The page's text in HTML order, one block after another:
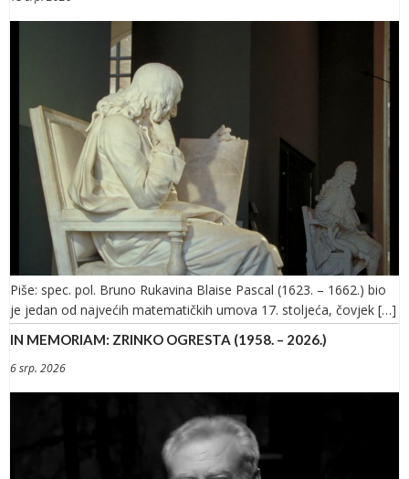
Piše: spec. pol. Bruno Rukavina Blaise Pascal (1623. – 1662.) bio
je jedan od najvećih matematičkih umova 17. stoljeća, čovjek […]
IN MEMORIAM: ZRINKO OGRESTA (1958. – 2026.)
6 srp. 2026